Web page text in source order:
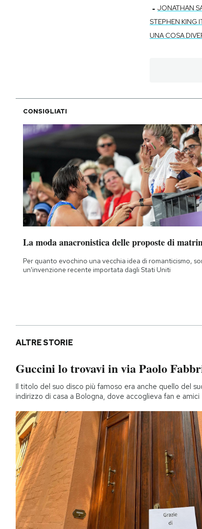
- JONATHAN
STEPHEN KING
UNA COSA
CONSIGLIATI
La moda anacronistica delle proposte di
Per quanto evochino una vecchia idea di romanticismo,
un'invenzione recente importata dagli Stati Uniti
ALTRE STORIE
Guccini lo trovavi in via Paolo
Il titolo del suo disco più famoso era anche quello del
indirizzo di casa a Bologna, dove accoglieva fan e amici